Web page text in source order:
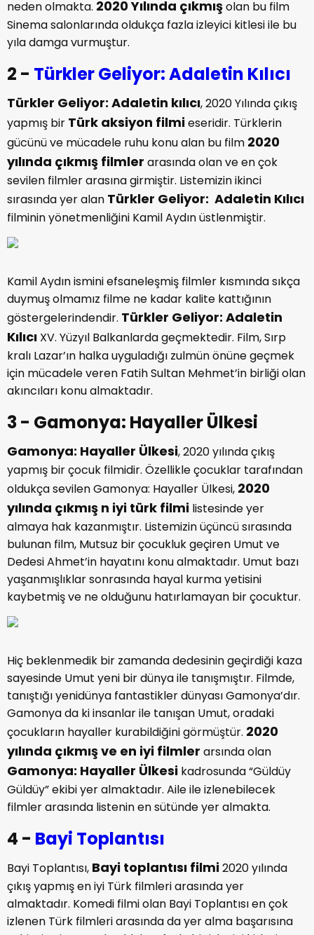
neden olmakta. 2020 Yılında çıkmışolan bu film
Sinema salonlarında oldukça fazla izleyici kitlesi ile bu
yıla damga vurmuştur.
2 - Türkler Geliyor: Adaletin Kılıcı
Türkler Geliyor: Adaletin kılıcı, 2020 Yılında çıkış
yapmış bir Türk aksiyon filmieseridir. Türklerin
gücünü ve mücadele ruhu konu alan bu film 2020
yılında çıkmış filmler arasında olan ve en çok
sevilen filmler arasına girmiştir. Listemizin ikinci
sırasında yer alan Türkler Geliyor: Adaletin Kılıcı
filminin yönetmenliğini Kamil Aydın üstlenmiştir.
Kamil Aydın ismini efsaneleşmiş filmler kısmında sıkça
duymuş olmamız filme ne kadar kalite kattığının
göstergelerindendir. Türkler Geliyor: Adaletin
Kılıcı XV. Yüzyıl Balkanlarda geçmektedir. Film, Sırp
kralı Lazar’ın halka uyguladığı zulmün önüne geçmek
için mücadele veren Fatih Sultan Mehmet’in birliği olan
akıncıları konu almaktadır.
3 - Gamonya: Hayaller Ülkesi
Gamonya: Hayaller Ülkesi, 2020 yılında çıkış
yapmış bir çocuk filmidir. Özellikle çocuklar tarafından
oldukça sevilen Gamonya: Hayaller Ülkesi, 2020
yılında çıkmış n iyi türk filmi listesinde yer
almaya hak kazanmıştır. Listemizin üçüncü sırasında
bulunan film, Mutsuz bir çocukluk geçiren Umut ve
Dedesi Ahmet’in hayatını konu almaktadır. Umut bazı
yaşanmışlıklar sonrasında hayal kurma yetisini
kaybetmiş ve ne olduğunu hatırlamayan bir çocuktur.
Hiç beklenmedik bir zamanda dedesinin geçirdiği kaza
sayesinde Umut yeni bir dünya ile tanışmıştır. Filmde,
tanıştığı yenidünya fantastikler dünyası Gamonya’dır.
Gamonya da ki insanlar ile tanışan Umut, oradaki
çocukların hayaller kurabildiğini görmüştür. 2020
yılında çıkmış ve en iyi filmler arsında olan
Gamonya: Hayaller Ülkesi kadrosunda “Güldüy
Güldüy” ekibi yer almaktadır. Aile ile izlenebilecek
filmler arasında listenin en sütünde yer almakta.
4 - Bayi Toplantısı
Bayi Toplantısı, Bayi toplantısı filmi2020 yılında
çıkış yapmış en iyi Türk filmleri arasında yer
almaktadır. Komedi filmi olan Bayi Toplantısı en çok
izlenen Türk filmleri arasında da yer alma başarısına